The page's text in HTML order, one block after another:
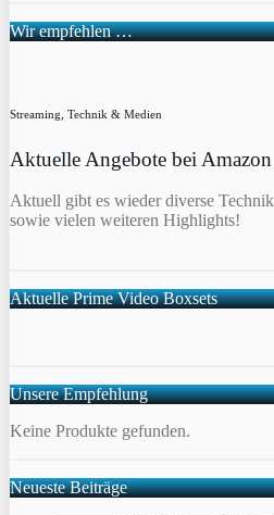
Wir empfehlen …
Streaming, Technik & Medien
Aktuelle Angebote bei Amazon
Aktuell gibt es wieder diverse
sowie vielen weiteren Highlights!
Aktuelle Prime Video Boxsets
Unsere Empfehlung
Keine Produkte gefunden.
Neueste Beiträge